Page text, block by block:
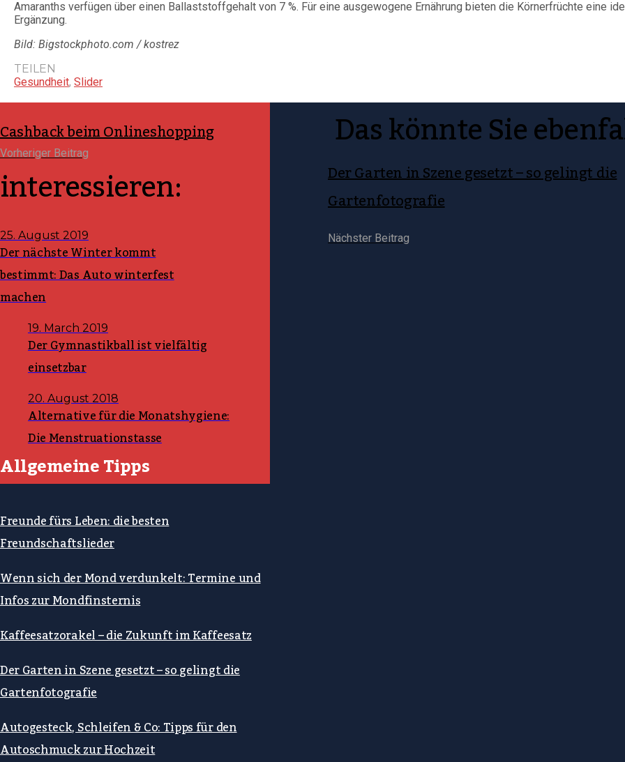
Amaranths verfügen über einen Ballaststoffgehalt von 7 %. Für eine ausgewogene Ernährung bieten die Körnerfrüchte eine
Ergänzung.
Bild: Bigstockphoto.com / kostrez
TEILEN
Gesundheit, Slider
Cashback beim Onlineshopping
Vorheriger Beitrag
Der Garten in Szene gesetzt – so gelingt die
Gartenfotografie
Nächster Beitrag
Das könnte Sie
interessieren:
25. August 2019
Der nächste Winter kommt
bestimmt: Das Auto winterfest
machen
19. March 2019
Der Gymnastikball ist vielfältig
einsetzbar
20. August 2018
Alternative für die Monatshygiene:
Die Menstruationstasse
Allgemeine Tipps
Freunde fürs Leben: die besten
Freundschaftslieder
Wenn sich der Mond verdunkelt: Termine und
Infos zur Mondfinsternis
Kaffeesatzorakel – die Zukunft im Kaffeesatz
Der Garten in Szene gesetzt – so gelingt die
Gartenfotografie
Autogesteck, Schleifen & Co: Tipps für den
Autoschmuck zur Hochzeit